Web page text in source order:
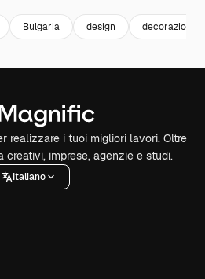
Bulgaria design decorazione
realizzare i tuoi migliori lavori. Oltre
creativi, imprese, agenzie e studi.
Italiano